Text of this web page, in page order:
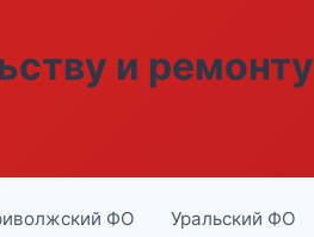
и ремонту
ФО Уральский ФО